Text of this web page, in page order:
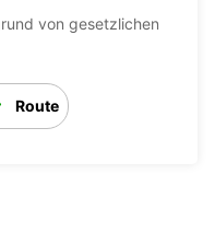
von gesetzlichen
Route